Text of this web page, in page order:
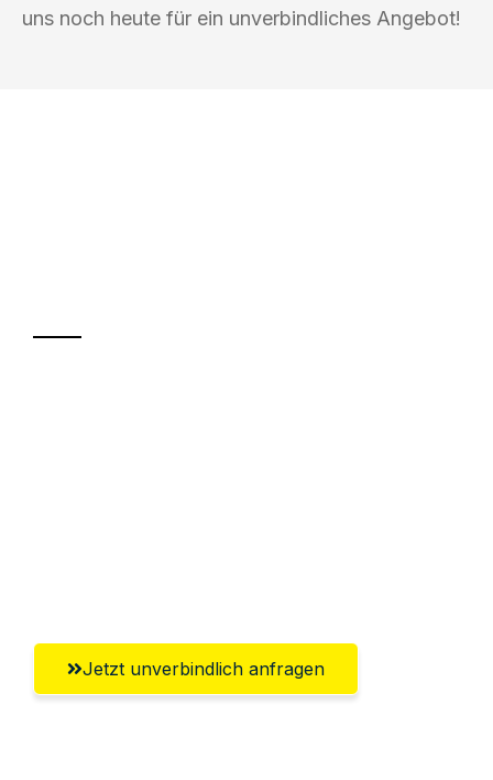
uns noch heute für ein unverbindliches Angebot!
Jetzt unverbindlich anfragen